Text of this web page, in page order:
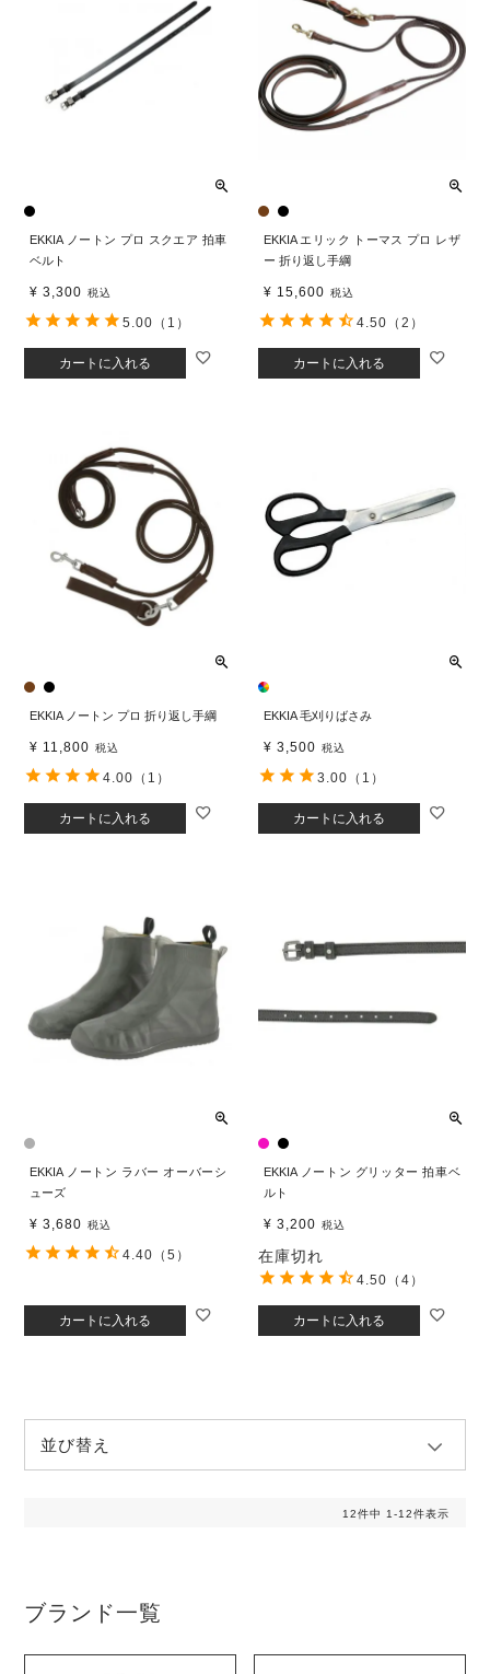
EKKIA ノートン プロ スクエア 拍車
ベルト
¥ 3,300 税込
カートに入れる
5.00 （1）
EKKIA エリック トーマス プロ レザ
ー 折り返し手綱
¥ 15,600 税込
カートに入れる
4.50 （2）
EKKIA ノートン プロ 折り返し手綱
¥ 11,800 税込
カートに入れる
4.00 （1）
EKKIA 毛刈りばさみ
¥ 3,500 税込
カートに入れる
3.00 （1）
EKKIA ノートン ラバー オーバーシ
ューズ
¥ 3,680 税込
カートに入れる
4.40 （5）
EKKIA ノートン グリッター 拍車ベ
ルト
¥ 3,200 税込
在庫切れ
カートに入れる
4.50 （4）
並び替え
12件中 1 -12件表示
ブランド一覧